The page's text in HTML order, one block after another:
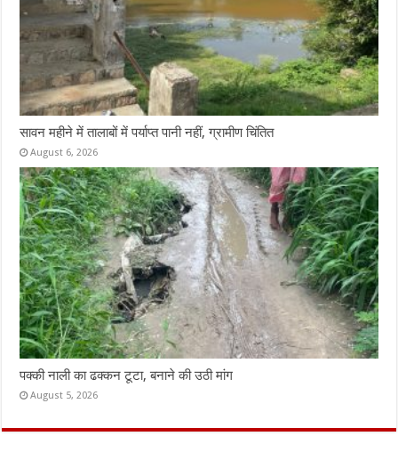
सावन महीने में तालाबों में पर्याप्त पानी नहीं, ग्रामीण चिंतित
August 6, 2026
पक्की नाली का ढक्कन टूटा, बनाने की उठी मांग
August 5, 2026